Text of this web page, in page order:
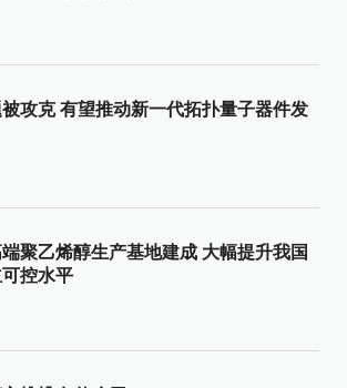
攻克 有望推动新一代拓扑量子器件发
聚乙烯醇生产基地建成 大幅提升我国
控水平